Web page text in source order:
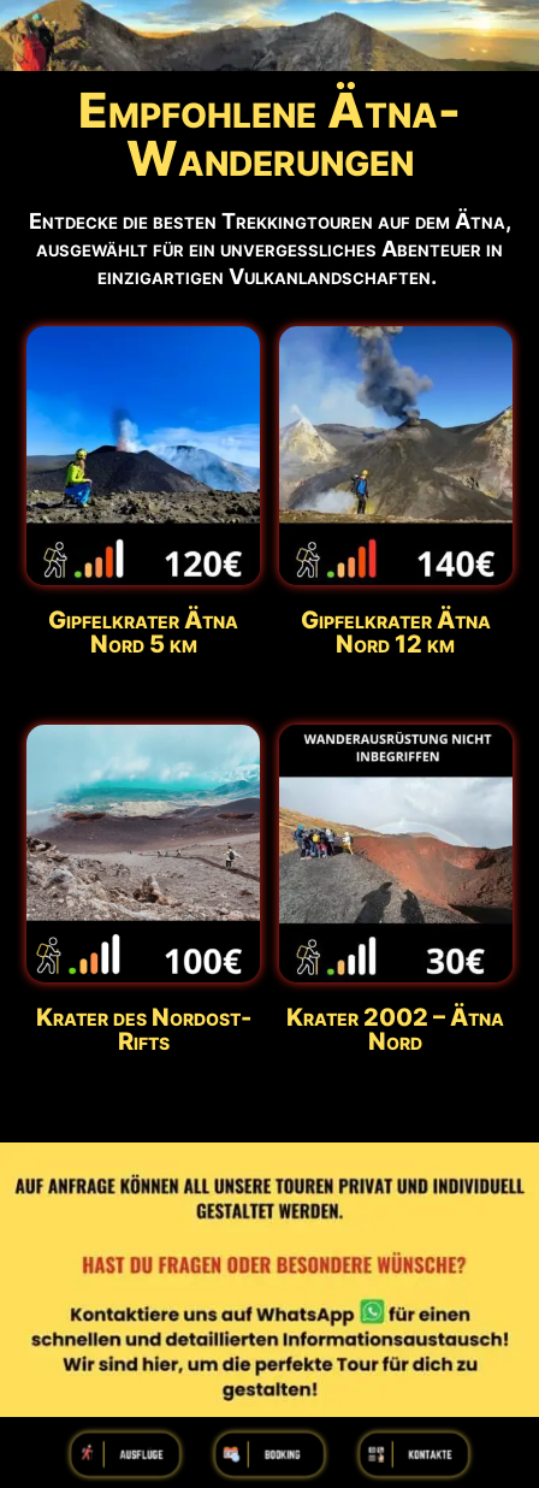
🕒 Aktualisiert:7. August - 23:33 Uhr
Empfohlene Ätna-
Wanderungen
Entdecke die besten Trekkingtouren auf dem Ätna,
ausgewählt für ein unvergessliches Abenteuer in
einzigartigen Vulkanlandschaften.
Gipfelkrater Ätna
Nord 5 km
Gipfelkrater Ätna
Nord 12 km
Krater des Nordost-
Rifts
Krater 2002 – Ätna
Nord